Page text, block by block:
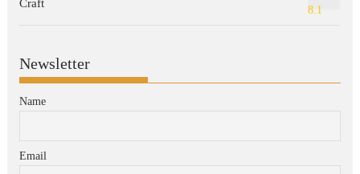
8.1
Newsletter
Name
Email